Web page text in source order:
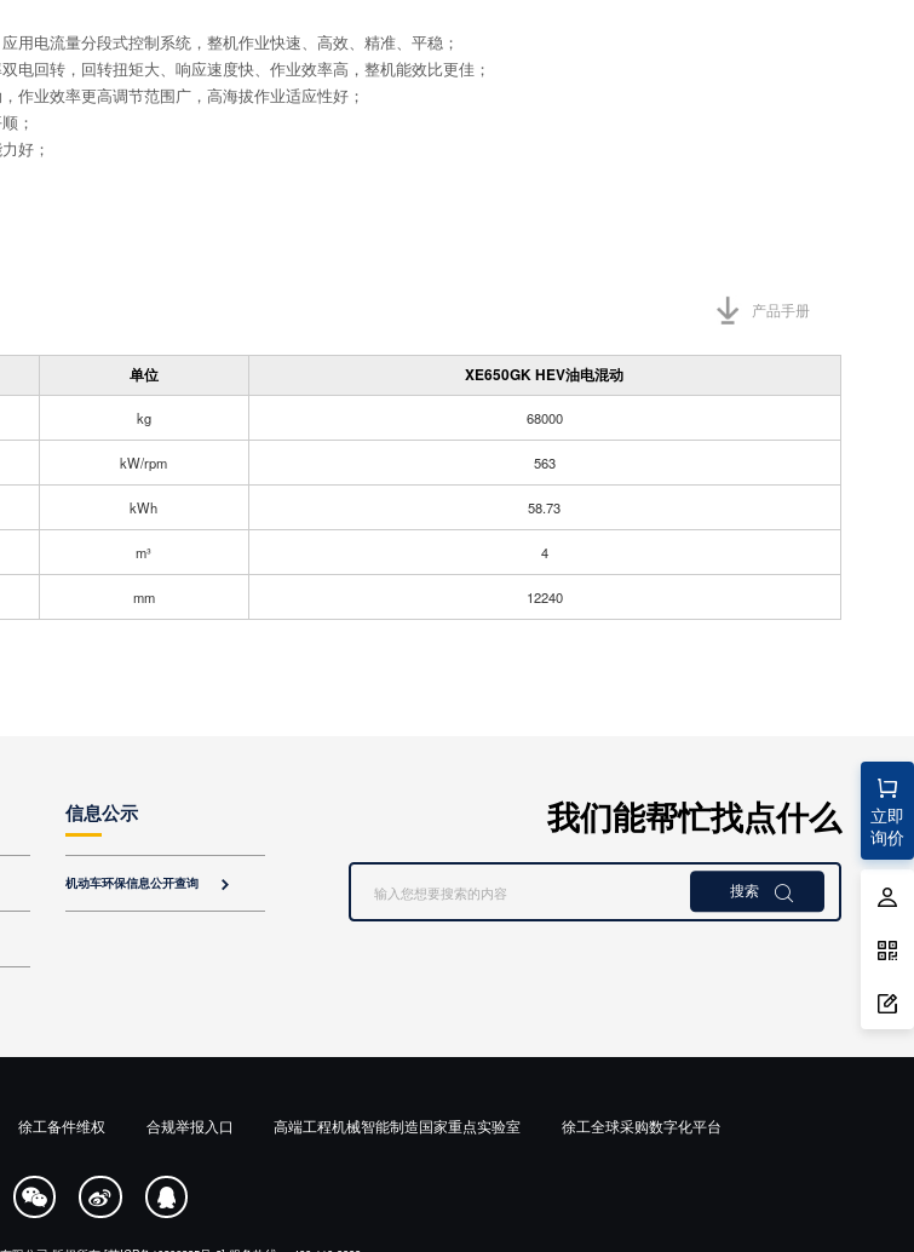
用电流量分段式控制系统，整机作业快速、高效、精准、平稳；
电回转，回转扭矩大、响应速度快、作业效率高，整机能效比更佳；
作业效率更高调节范围广，高海拔作业适应性好；
；
好；
产品手册
单位 XE650GK HEV油电混动
kg 68000
kW/rpm 563
kWh 58.73
m³ 4
mm 12240
立即
询价
信息公示
机动车环保信息公开查询 
我们能帮忙找点什么
搜索 
徐工备件维权 合规举报入口 高端工程机械智能制造国家重点实验室 徐工全球采购数字化平台
  